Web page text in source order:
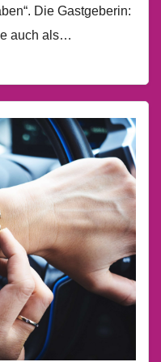
Die Gastgeberin:
auch als…